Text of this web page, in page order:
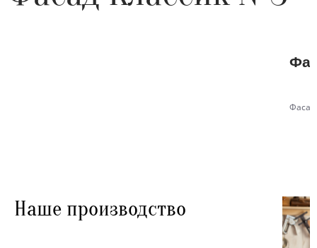
Наше производство